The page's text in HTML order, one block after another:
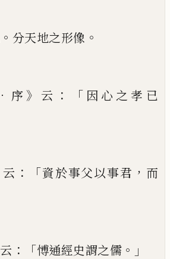
。 分天地之形像 。
． 序 》 云 ：「 因心之孝 已
云 ：「資於事父以事君 ， 而
云 ：「愽通經史謂之儒 。」